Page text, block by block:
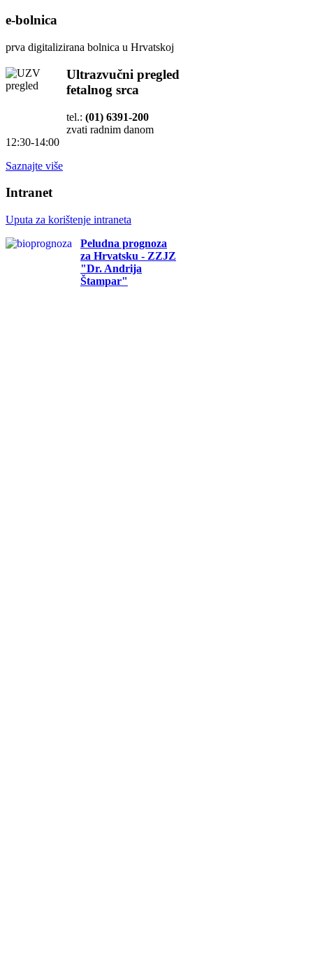
e-bolnica
prva digitalizirana bolnica u Hrvatskoj
Ultrazvučni pregled
fetalnog srca
tel.: (01) 6391-200
zvati radnim danom
12:30-14:00
Saznajte više
Intranet
Uputa za korištenje intraneta
Peludna prognoza
za Hrvatsku - ZZJZ
"Dr. Andrija
Štampar"